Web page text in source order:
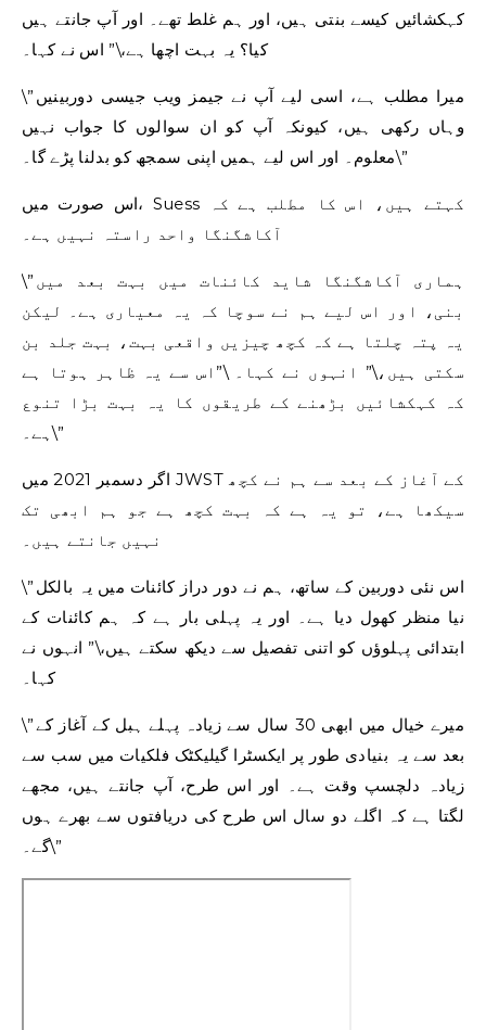
کہکشائیں کیسے بنتی ہیں، اور ہم غلط تھے۔ اور آپ جانتے ہیں
کیا؟ یہ بہت اچھا ہے،\” اس نے کہا۔
\”میرا مطلب ہے، اسی لیے آپ نے جیمز ویب جیسی دوربینیں
وہاں رکھی ہیں، کیونکہ آپ کو ان سوالوں کا جواب نہیں
معلوم۔ اور اس لیے ہمیں اپنی سمجھ کو بدلنا پڑے گا۔\”
اس صورت میں، Suess کہتے ہیں، اس کا مطلب ہے کہ
آکاشگنگا واحد راستہ نہیں ہے۔
\”ہماری آکاشگنگا شاید کائنات میں بہت بعد میں
بنی، اور اس لیے ہم نے سوچا کہ یہ معیاری ہے۔ لیکن
یہ پتہ چلتا ہے کہ کچھ چیزیں واقعی بہت، بہت جلد بن
سکتی ہیں،\” انہوں نے کہا۔ \”اس سے یہ ظاہر ہوتا ہے
کہ کہکشائیں بڑھنے کے طریقوں کا یہ بہت بڑا تنوع
ہے۔\”
اگر دسمبر 2021 میں JWST کے آغاز کے بعد سے ہم نے کچھ
سیکھا ہے، تو یہ ہے کہ بہت کچھ ہے جو ہم ابھی تک
نہیں جانتے ہیں۔
\”اس نئی دوربین کے ساتھ، ہم نے دور دراز کائنات میں یہ بالکل
نیا منظر کھول دیا ہے۔ اور یہ پہلی بار ہے کہ ہم کائنات کے
ابتدائی پہلوؤں کو اتنی تفصیل سے دیکھ سکتے ہیں،\” انہوں نے
کہا۔
\”میرے خیال میں ابھی 30 سال سے زیادہ پہلے ہبل کے آغاز کے
بعد سے یہ بنیادی طور پر ایکسٹرا گیلیکٹک فلکیات میں سب سے
زیادہ دلچسپ وقت ہے۔ اور اس طرح، آپ جانتے ہیں، مجھے
لگتا ہے کہ اگلے دو سال اس طرح کی دریافتوں سے بھرے ہوں
گے۔\”